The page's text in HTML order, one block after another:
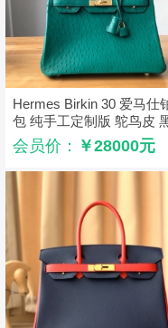
Hermes Birkin 30 爱马仕
包 纯手工定制版 鸵鸟皮
会员价： ￥28000元